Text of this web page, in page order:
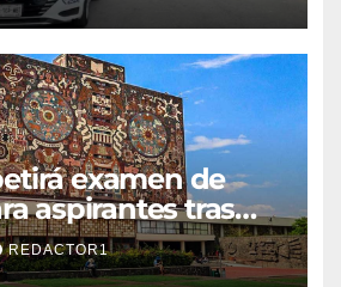
examen de
aspirantes tras
en línea
REDACTOR1